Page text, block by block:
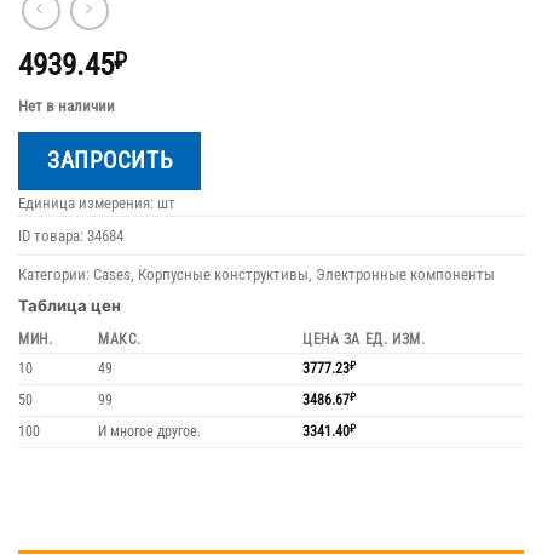
4939.45₽
Нет в наличии
ЗАПРОСИТЬ
Единица измерения: шт
ID товара: 34684
Категории: Cases Корпусные конструктивы Электронные компоненты
Таблица цен
МИН. МАКС.
ЦЕНА ЗА ЕД. ИЗМ.
10
49 3777.23₽
50 99 3486.67₽
100 И многое другое. 3341.40₽